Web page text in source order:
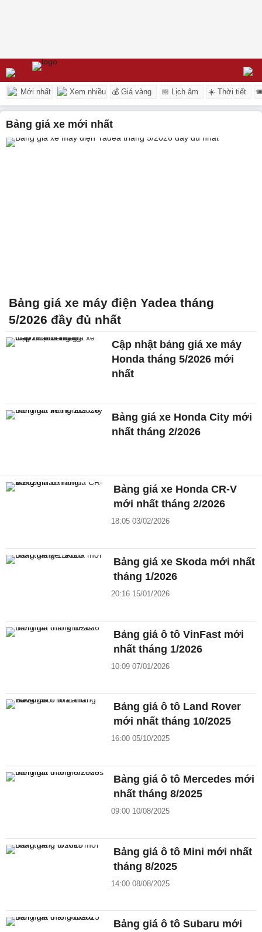
Mới nhất Xem nhiều 💰 Giá vàng 📅 Lịch âm ☀️ Thời tiết
bảng giá xe mới nhất
Bảng giá xe máy điện Yadea tháng
5/2026 đầy đủ nhất
Cập nhật bảng giá xe máy
Honda tháng 5/2026 mới
nhất
Bảng giá xe Honda City mới
nhất tháng 2/2026
Bảng giá xe Honda CR-V
mới nhất tháng 2/2026
18:05 03/02/2026
Bảng giá xe Skoda mới nhất
tháng 1/2026
20:16 15/01/2026
Bảng giá ô tô VinFast mới
nhất tháng 1/2026
10:09 07/01/2026
Bảng giá ô tô Land Rover
mới nhất tháng 10/2025
16:00 05/10/2025
Bảng giá ô tô Mercedes mới
nhất tháng 8/2025
09:00 10/08/2025
Bảng giá ô tô Mini mới nhất
tháng 8/2025
14:00 08/08/2025
Bảng giá ô tô Subaru mới